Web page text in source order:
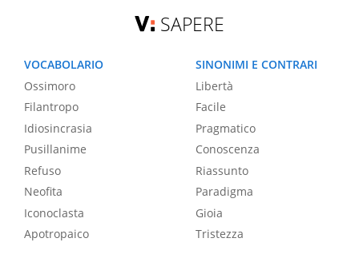
SAPERE
VOCABOLARIO
Ossimoro
Filantropo
Idiosincrasia
Pusillanime
Refuso
Neofita
Iconoclasta
Apotropaico
SINONIMI E CONTRARI
Libertà
Facile
Pragmatico
Conoscenza
Riassunto
Paradigma
Gioia
Tristezza